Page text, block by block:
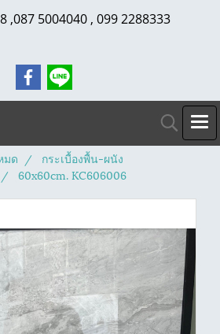
,087 5004040 , 099 2288333
มด
กระเบื้องพื้น-ผนัง
60x60cm. KC606006